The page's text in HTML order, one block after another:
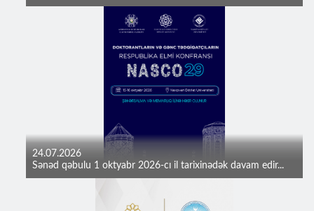
24.07.2026
Sənəd qəbulu 1 oktyabr 2026-cı il tarixinədək davam edir...